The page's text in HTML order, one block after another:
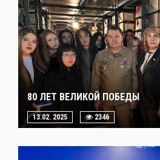
80 ЛЕТ ВЕЛИКОЙ ПОБЕДЫ
13.02. 2025 2346